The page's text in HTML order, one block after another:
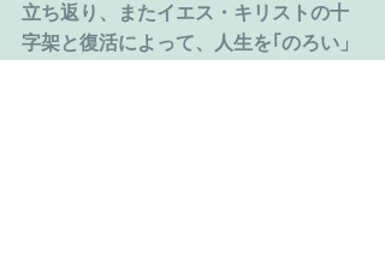
立ち返り、またイエス・キリストの十
字架と復活によって、人生を｢のろい」